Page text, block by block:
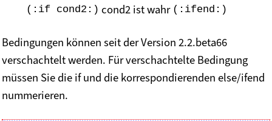
(:if cond2:) cond2 ist wahr (:ifend:)
Bedingungen können seit der Version 2.2.beta66
verschachtelt werden. Für verschachtelte Bedingung
müssen Sie die if und die korrespondierenden else/ifend
nummerieren.